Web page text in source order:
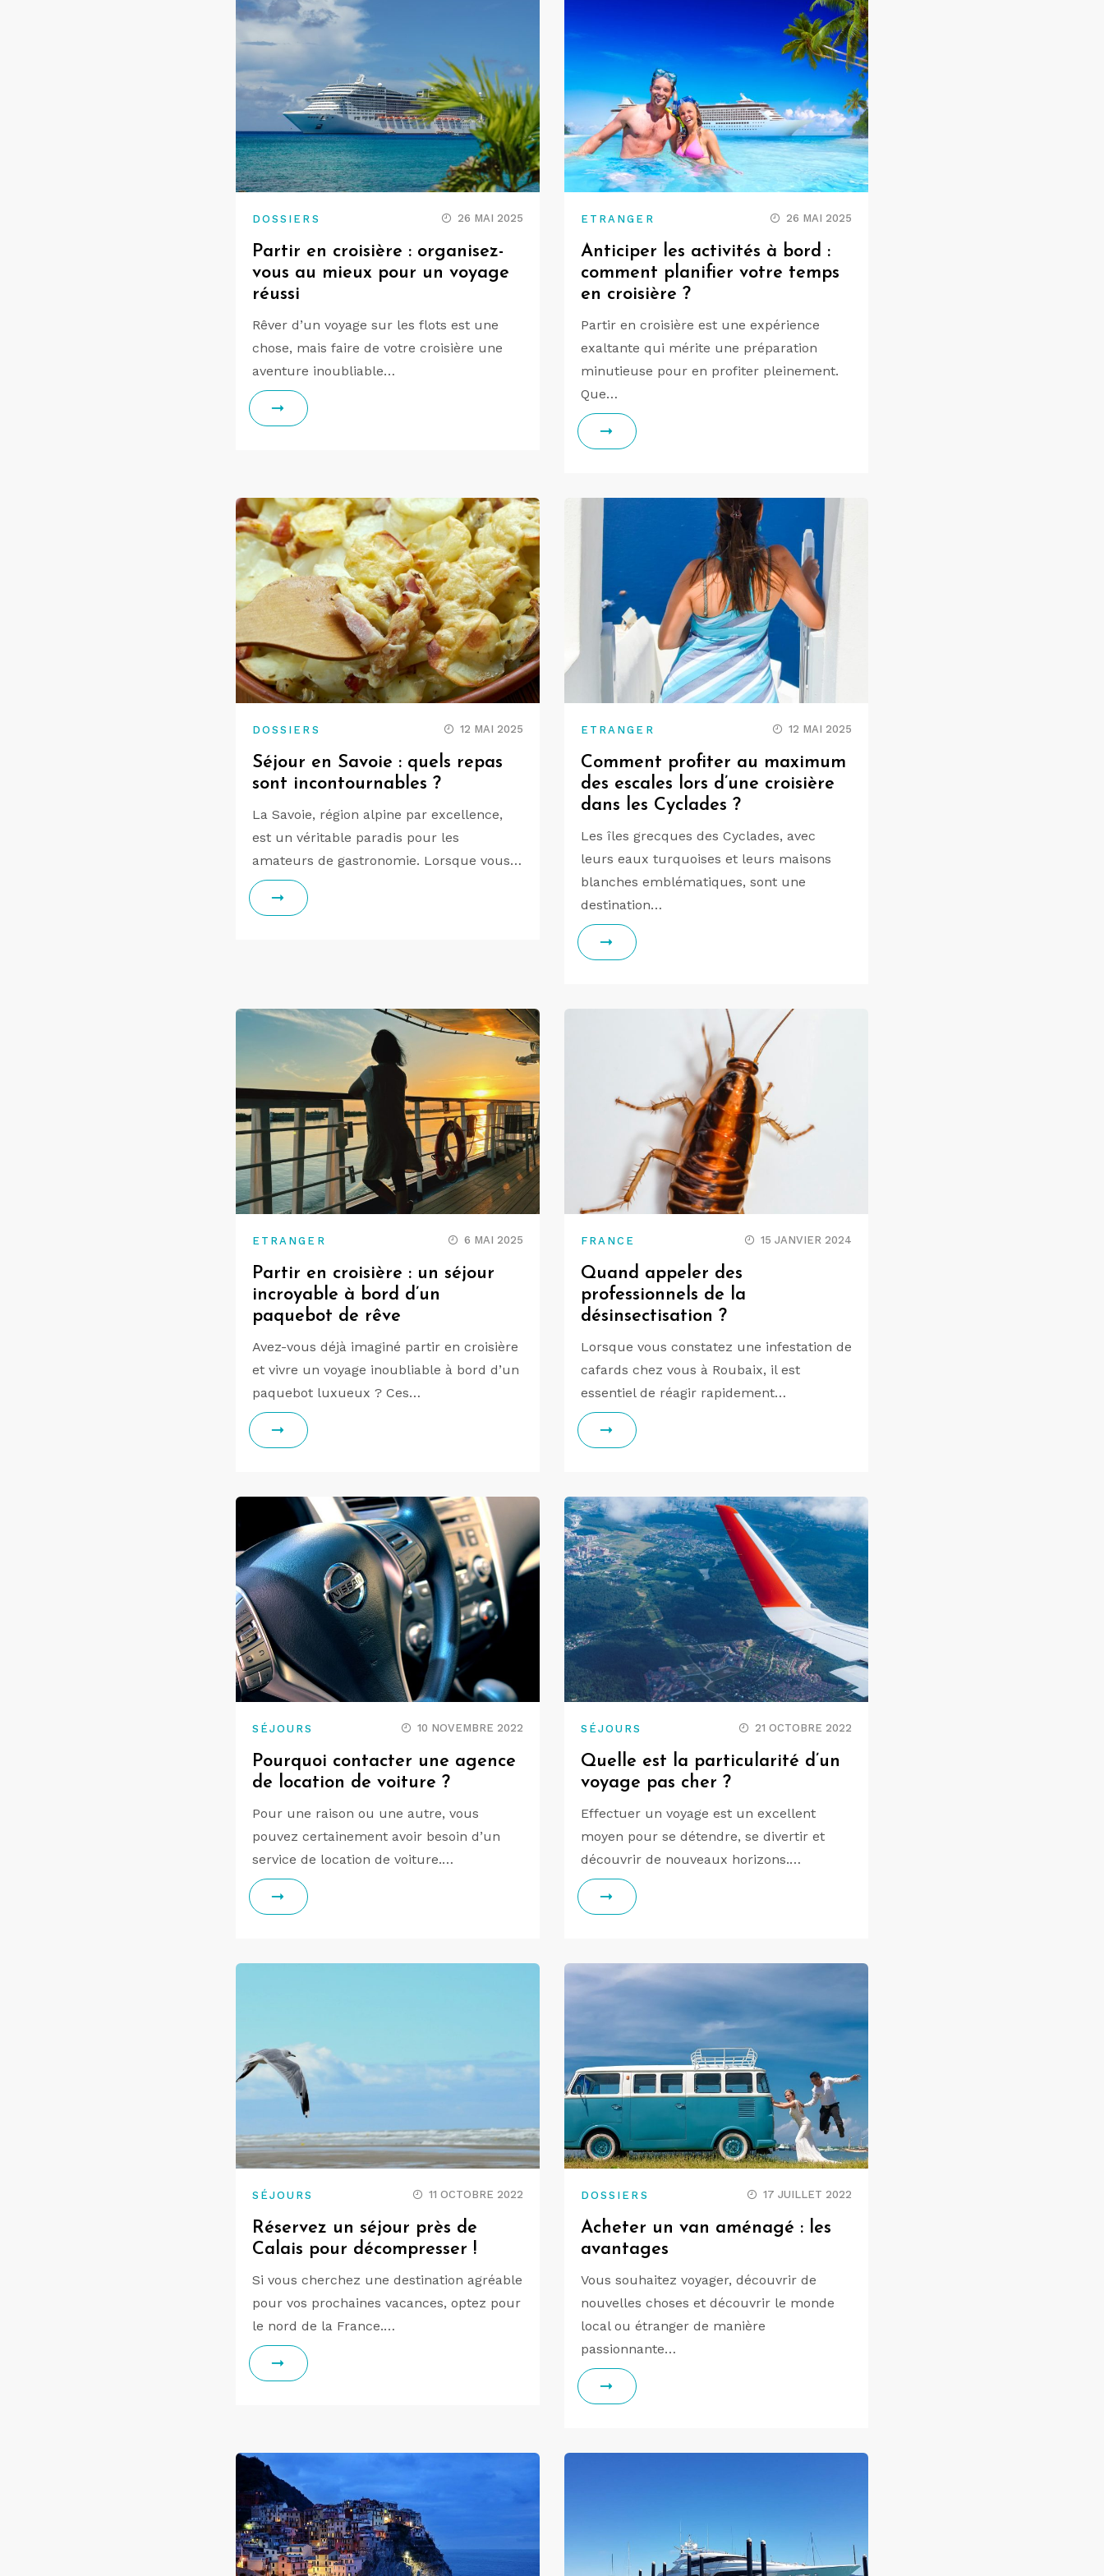
DOSSIERS 26 MAI 2025
Partir en croisière : organisez-
vous au mieux pour un voyage
réussi
Rêver d’un voyage sur les flots est une
chose, mais faire de votre croisière une
aventure inoubliable…
ETRANGER 26 MAI 2025
Anticiper les activités à bord :
comment planifier votre temps
en croisière ?
Partir en croisière est une expérience
exaltante qui mérite une préparation
minutieuse pour en profiter pleinement.
Que…
DOSSIERS 12 MAI 2025
Séjour en Savoie : quels repas
sont incontournables ?
La Savoie, région alpine par excellence,
est un véritable paradis pour les
amateurs de gastronomie. Lorsque vous…
ETRANGER 12 MAI 2025
Comment profiter au maximum
des escales lors d’une croisière
dans les Cyclades ?
Les îles grecques des Cyclades, avec
leurs eaux turquoises et leurs maisons
blanches emblématiques, sont une
destination…
ETRANGER 6 MAI 2025
Partir en croisière : un séjour
incroyable à bord d’un
paquebot de rêve
Avez-vous déjà imaginé partir en croisière
et vivre un voyage inoubliable à bord d’un
paquebot luxueux ? Ces…
FRANCE 15 JANVIER 2024
Quand appeler des
professionnels de la
désinsectisation ?
Lorsque vous constatez une infestation de
cafards chez vous à Roubaix, il est
essentiel de réagir rapidement…
SÉJOURS 10 NOVEMBRE 2022
Pourquoi contacter une agence
de location de voiture ?
Pour une raison ou une autre, vous
pouvez certainement avoir besoin d’un
service de location de voiture.…
SÉJOURS 21 OCTOBRE 2022
Quelle est la particularité d’un
voyage pas cher ?
Effectuer un voyage est un excellent
moyen pour se détendre, se divertir et
découvrir de nouveaux horizons.…
SÉJOURS 11 OCTOBRE 2022
Réservez un séjour près de
Calais pour décompresser !
Si vous cherchez une destination agréable
pour vos prochaines vacances, optez pour
le nord de la France.…
DOSSIERS 17 JUILLET 2022
Acheter un van aménagé : les
avantages
Vous souhaitez voyager, découvrir de
nouvelles choses et découvrir le monde
local ou étranger de manière
passionnante…